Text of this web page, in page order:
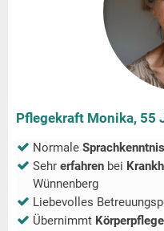
Pflegekraft Monika, 55
Normale
Sehr erfahren bei
Wünnenberg
Liebevolles
Übernimmt Körperpflege